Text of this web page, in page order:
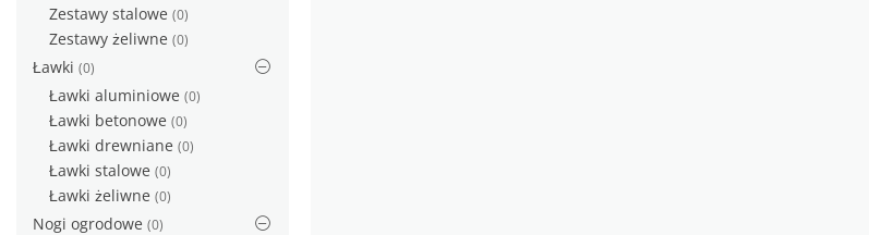
Zestawy stalowe (0)
Zestawy żeliwne (0)
Ławki (0)
Ławki aluminiowe (0)
Ławki betonowe (0)
Ławki drewniane (0)
Ławki stalowe (0)
Ławki żeliwne (0)
Nogi ogrodowe (0)